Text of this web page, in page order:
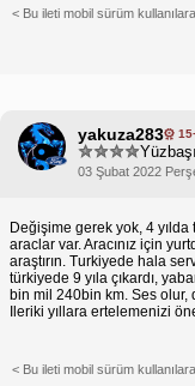
< Bu ileti mobil sürüm
yakuza283
Yüzbaşı
03 Şubat 2022
Değişime gerek yok, 4
araclar var. Aracınız için
araştırın. Turkiyede hala
türkiyede 9 yıla çıkardı,
bin mil 240bin km. Ses olur,
Ileriki yıllara ertelemenizi
< Bu ileti mobil sürüm